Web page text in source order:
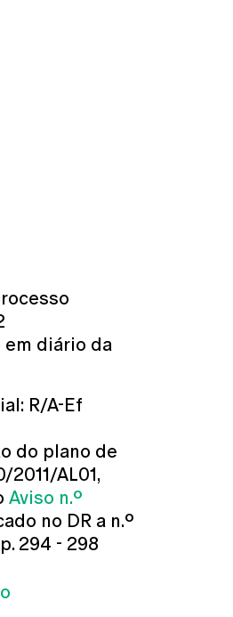
em diário da
R/A-Ef
do plano de
2011/AL01,
Aviso n.º
no DR a n.º
294 - 298